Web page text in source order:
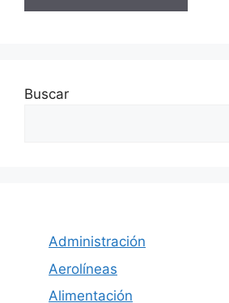
Buscar
Administración
Aerolíneas
Alimentación